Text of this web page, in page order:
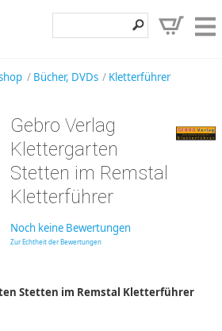
Klettershop
Entdecken
Angebote
Kundenbereich
Bücher, DVDs Kletterführer
Gebro Verlag
Klettergarten
Stetten im Remstal
Kletterführer
Noch keine Bewertungen
Zur Echtheit der Bewertungen
Stetten im Remstal Kletterführer